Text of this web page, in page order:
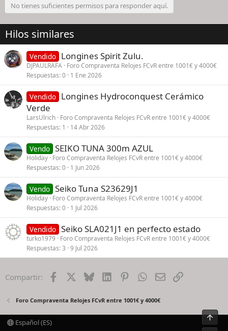
No tienes suficientes permisos para responder aquí.
Hilos similares
Vendido Longines Spirit Zulu.
DJPAULRAFA Foro Compraventa Relojes FCvR entre 1001€ y 4000€
Respuestas 0 1 Ene 2026
Vendido Longines Hydroconquest Cerámico
Verde
LarsUlrich Foro Compraventa Relojes FCvR entre 1001€ y 4000€
Respuestas 1 14 Abr 2026
Vendo SEIKO TUNA 300m AZUL
Holiday Foro Compraventa Relojes FCvR entre 1001€ y 4000€
Respuestas 0 1 Jun 2026
Vendo Seiko Tuna S23629J1
Holiday Foro Compraventa Relojes FCvR entre 1001€ y 4000€
Respuestas 0 1 Jul 2026
Vendido Seiko SLA021J1 en perfecto estado
turko1979
Foro Compraventa Relojes FCvR entre 1001€ y 4000€
Respuestas 3 9 Jul 2026
Compartir: Facebook BlueskyLinkedInPinterestWhatsApp
EmailEnlace
Foro Compraventa Relojes FCvR entre 1001€ y 4000€
Español (ES)